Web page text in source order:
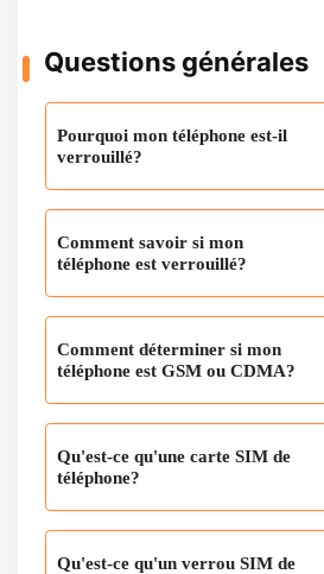
Questions générales
Pourquoi mon téléphone est-il
verrouillé?
Comment savoir si mon
téléphone est verrouillé?
Comment déterminer si mon
téléphone est GSM ou CDMA?
Qu'est-ce qu'une carte SIM de
téléphone?
Qu'est-ce qu'un verrou SIM de